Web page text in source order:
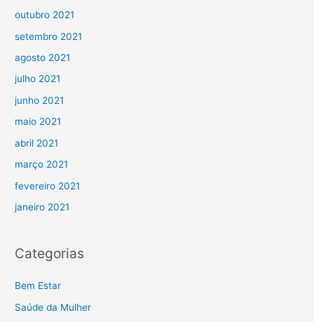
outubro 2021
setembro 2021
agosto 2021
julho 2021
junho 2021
maio 2021
abril 2021
março 2021
fevereiro 2021
janeiro 2021
Categorias
Bem Estar
Saúde da Mulher